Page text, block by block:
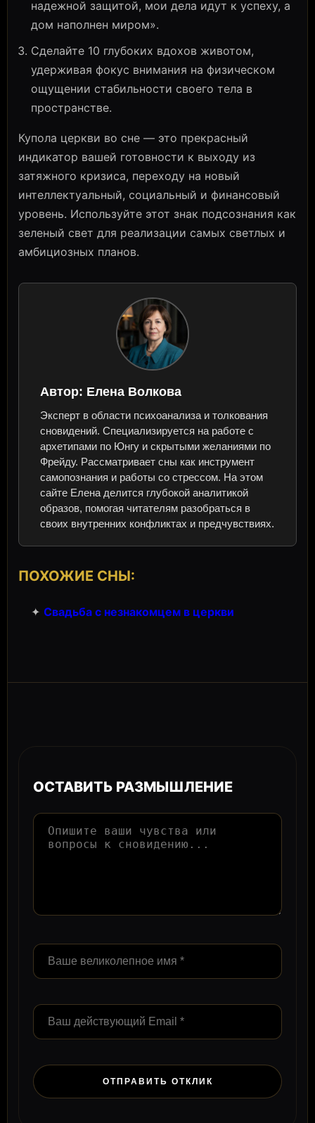
надежной защитой, мои дела идут к успеху, а
дом наполнен миром».
Сделайте 10 глубоких вдохов животом,
удерживая фокус внимания на физическом
ощущении стабильности своего тела в
пространстве.
Купола церкви во сне — это прекрасный
индикатор вашей готовности к выходу из
затяжного кризиса, переходу на новый
интеллектуальный, социальный и финансовый
уровень. Используйте этот знак подсознания как
зеленый свет для реализации самых светлых и
амбициозных планов.
Автор: Елена Волкова
Эксперт в области психоанализа и толкования
сновидений. Специализируется на работе с
архетипами по Юнгу и скрытыми желаниями по
Фрейду. Рассматривает сны как инструмент
самопознания и работы со стрессом. На этом
сайте Елена делится глубокой аналитикой
образов, помогая читателям разобраться в
своих внутренних конфликтах и предчувствиях.
ПОХОЖИЕ СНЫ:
✦ Свадьба с незнакомцем в церкви
ОСТАВИТЬ РАЗМЫШЛЕНИЕ